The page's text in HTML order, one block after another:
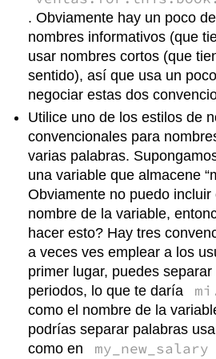
. Obviamente hay un poco
nombres informativos (que
usar nombres cortos (que
sentido), así que usa un
negociar estas dos
Utilice uno de los estilos de
convencionales para
varias palabras.
una variable que almacene
Obviamente no puedo incluir
nombre de la variable,
hacer esto? Hay tres
a veces ves emplear a los
primer lugar, puedes
periodos, lo que te daría
como el nombre de la
podrías separar palabras
como en
my_new_salary